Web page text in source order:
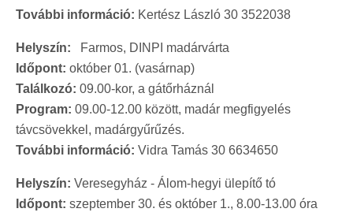
További információ: Kertész László 30 3522038
Helyszín:
Farmos, DINPI madárvárta
Időpont: október 01. (vasárnap)
Találkozó: 09.00-kor, a gátőrháznál
Program: 09.00-12.00 között, madár megfigyelés
távcsövekkel, madárgyűrűzés.
További információ: Vidra Tamás 30 6634650
Helyszín: Veresegyház - Álom-hegyi ülepítő tó
Időpont: szeptember 30. és október 1., 8.00-13.00 óra